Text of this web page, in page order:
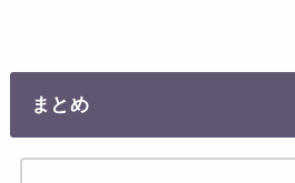
まとめ